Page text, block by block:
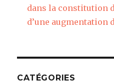
dans la constitution
d’une augmentation
CATÉGORIES